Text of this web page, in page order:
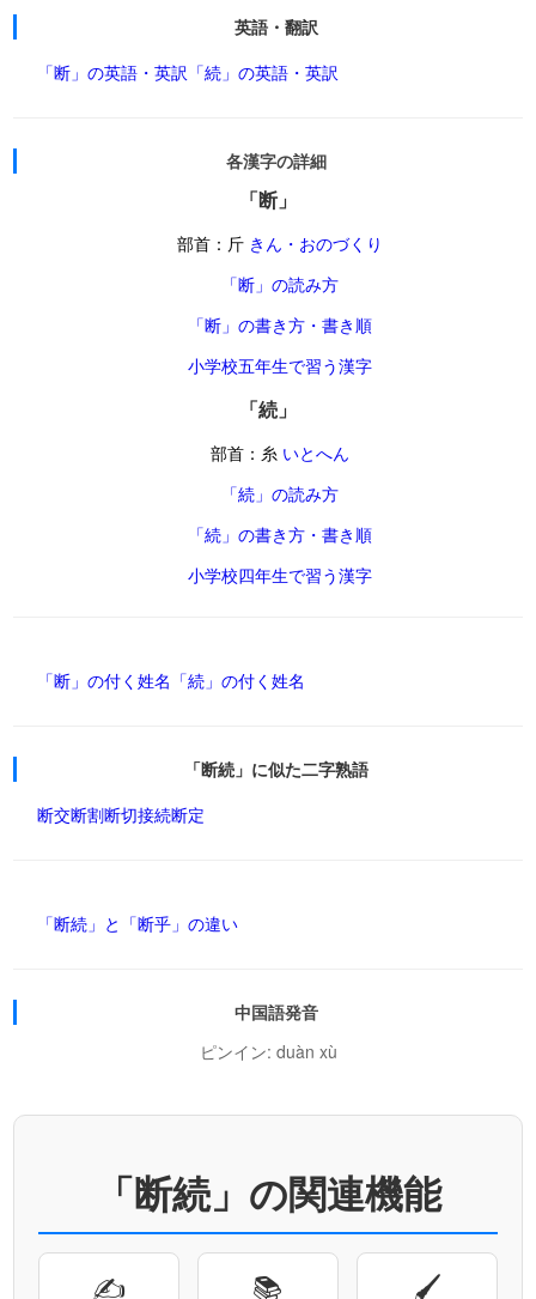
英語・翻訳
「断」の英語・英訳 「続」の英語・英訳
各漢字の詳細
「断」
部首：斤 きん・おのづくり
「断」の読み方
「断」の書き方・書き順
小学校五年生で習う漢字
「続」
部首：糸 いとへん
「続」の読み方
「続」の書き方・書き順
小学校四年生で習う漢字
「断」の付く姓名 「続」の付く姓名
「断続」に似た二字熟語
断交断割断切接続断定
「断続」と「断乎」の違い
中国語発音
ピンイン: duàn xù
「断続」の関連機能
✍ 📚 🖌